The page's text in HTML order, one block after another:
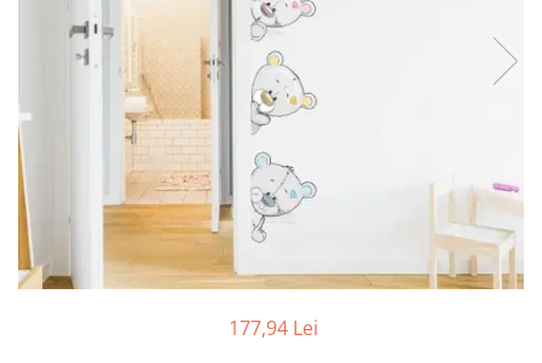
Poarta siguranta copii
Deflectoare pentru aer conditionat
Protectii exterior
Casti antifonice pentru copii si
bebelusi
Echipament protectie bicicleta si
ski
Accesorii auto copii
177,94 Lei